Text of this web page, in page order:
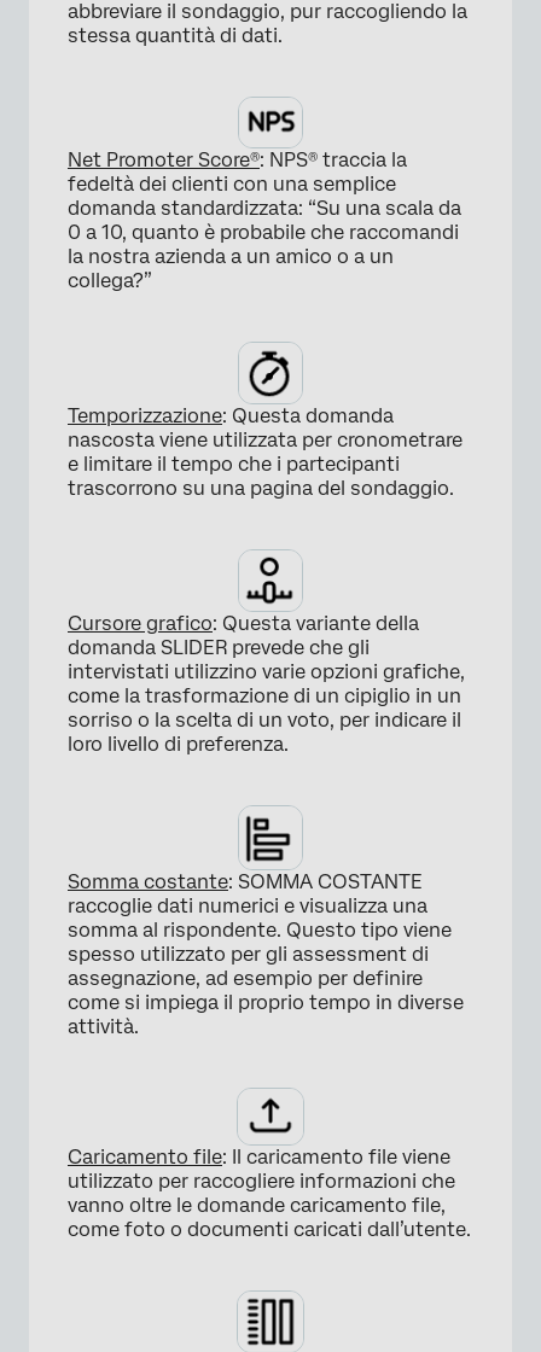
×
abbreviare il sondaggio, pur raccogliendo la
stessa quantità di dati.
Net Promoter Score®: NPS® traccia la
fedeltà dei clienti con una semplice
domanda standardizzata: “Su una scala da
0 a 10, quanto è probabile che raccomandi
la nostra azienda a un amico o a un
collega?”
Temporizzazione: Questa domanda
nascosta viene utilizzata per cronometrare
e limitare il tempo che i partecipanti
trascorrono su una pagina del sondaggio.
Cursore grafico: Questa variante della
domanda SLIDER prevede che gli
intervistati utilizzino varie opzioni grafiche,
come la trasformazione di un cipiglio in un
sorriso o la scelta di un voto, per indicare il
loro livello di preferenza.
Somma costante: SOMMA COSTANTE
raccoglie dati numerici e visualizza una
somma al rispondente. Questo tipo viene
spesso utilizzato per gli assessment di
assegnazione, ad esempio per definire
come si impiega il proprio tempo in diverse
attività.
Caricamento file: Il caricamento file viene
utilizzato per raccogliere informazioni che
vanno oltre le domande caricamento file,
come foto o documenti caricati dall’utente.